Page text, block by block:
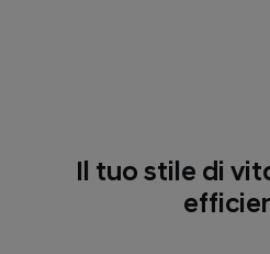
Il tuo stile di